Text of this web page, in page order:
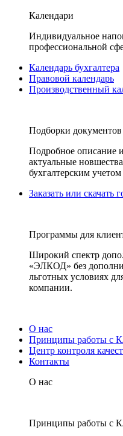
Календари
Индивидуальное
профессиональной
Календарь бухгалтера
Правовой календарь
Производственный
Подборки документов
Подробное описание
актуальные
бухгалтерским
Заказать или скачать
Программы для
Широкий спектр
«ЭЛКОД» без
льготных условиях
компании.
О нас
Принципы работы с
Центр контроля
Контакты
О нас
Принципы работы с